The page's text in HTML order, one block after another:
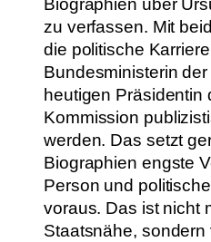
Biographien über
zu verfassen. Mit
die politische
Bundesministerin
heutigen Präsidentin
Kommission
werden. Das setzt
Biographien engste
Person und
voraus. Das ist nicht
Staatsnähe, sondern